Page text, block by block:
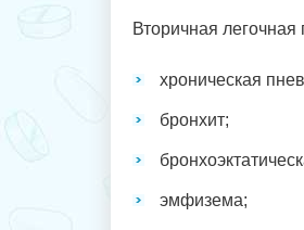
Вторичная легочная
хроническая
бронхит;
эмфизема;